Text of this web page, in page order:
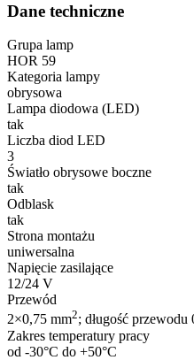
Dane techniczne
Grupa lamp
HOR 59
Kategoria lampy
obrysowa
Lampa diodowa (LED)
tak
Liczba diod LED
3
Światło obrysowe boczne
tak
Odblask
tak
Strona montażu
uniwersalna
Napięcie zasilające
12/24 V
Przewód
2×0,75 mm2; długość przewodu
Zakres temperatury pracy
od -30°C do +50°C